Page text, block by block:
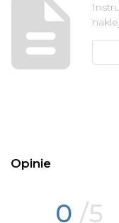
Opinie
0 /5